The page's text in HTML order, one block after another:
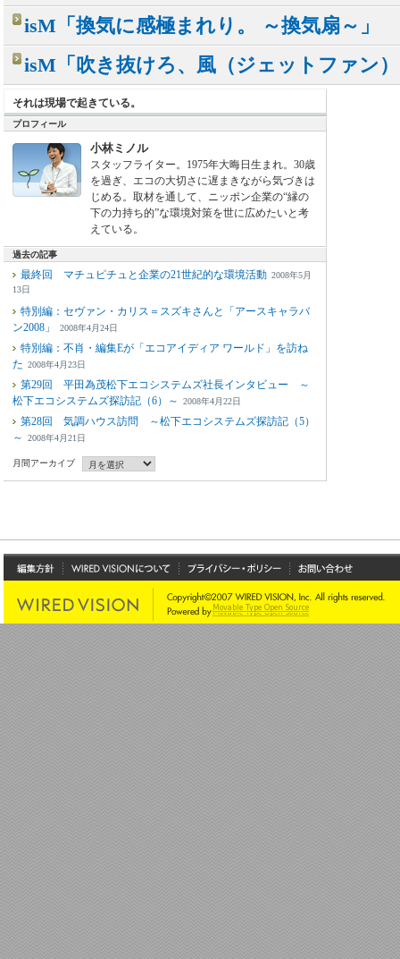
isM「換気に感極まれり。 ～換気扇～」
isM「吹き抜けろ、風（ジェットファン
それは現場で起きている。
プロフィール
小林ミノル
スタッフライター。1975年大晦日生まれ。30歳
を過ぎ、エコの大切さに遅まきながら気づきは
じめる。取材を通して、ニッポン企業の“縁の
下の力持ち的”な環境対策を世に広めたいと考
えている。
過去の記事
最終回 マチュピチュと企業の21世紀的な環境活動 2008年5月
13日
特別編：セヴァン・カリス＝スズキさんと「アースキャラバ
ン2008」
2008年4月24日
特別編：不肖・編集Eが「エコアイディア ワールド」を訪ね
た 2008年4月23日
第29回 平田為茂松下エコシステムズ社長インタビュー ～
松下エコシステムズ探訪記（6）～
2008年4月22日
第28回 気調ハウス訪問 ～松下エコシステムズ探訪記（5）
～
2008年4月21日
月間アーカイブ